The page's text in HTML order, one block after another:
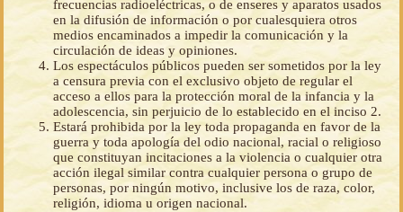
frecuencias radioeléctricas, o de enseres y aparatos usados
en la difusión de información o por cualesquiera otros
medios encaminados a impedir la comunicación y la
circulación de ideas y opiniones.
Los espectáculos públicos pueden ser sometidos por la ley
a censura previa con el exclusivo objeto de regular el
acceso a ellos para la protección moral de la infancia y la
adolescencia, sin perjuicio de lo establecido en el inciso 2.
Estará prohibida por la ley toda propaganda en favor de la
guerra y toda apología del odio nacional, racial o religioso
que constituyan incitaciones a la violencia o cualquier otra
acción ilegal similar contra cualquier persona o grupo de
personas, por ningún motivo, inclusive los de raza, color,
religión, idioma u origen nacional.